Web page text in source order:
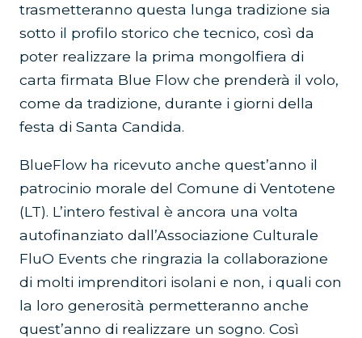
trasmetteranno questa lunga tradizione sia
sotto il profilo storico che tecnico, così da
poter realizzare la prima mongolfiera di
carta firmata Blue Flow che prenderà il volo,
come da tradizione, durante i giorni della
festa di Santa Candida.
BlueFlow ha ricevuto anche quest’anno il
patrocinio morale del Comune di Ventotene
(LT). L’intero festival è ancora una volta
autofinanziato dall’Associazione Culturale
FluO Events che ringrazia la collaborazione
di molti imprenditori isolani e non, i quali con
la loro generosità permetteranno anche
quest’anno di realizzare un sogno. Così